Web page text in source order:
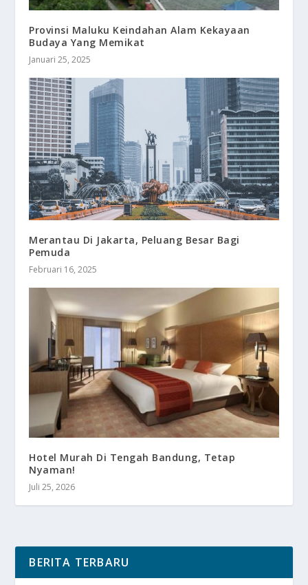
Provinsi Maluku Keindahan Alam Kekayaan
Budaya Yang Memikat
Januari 25, 2025
Merantau Di Jakarta, Peluang Besar Bagi
Pemuda
Februari 16, 2025
Hotel Murah Di Tengah Bandung, Tetap
Nyaman!
Juli 25, 2026
BERITA TERBARU